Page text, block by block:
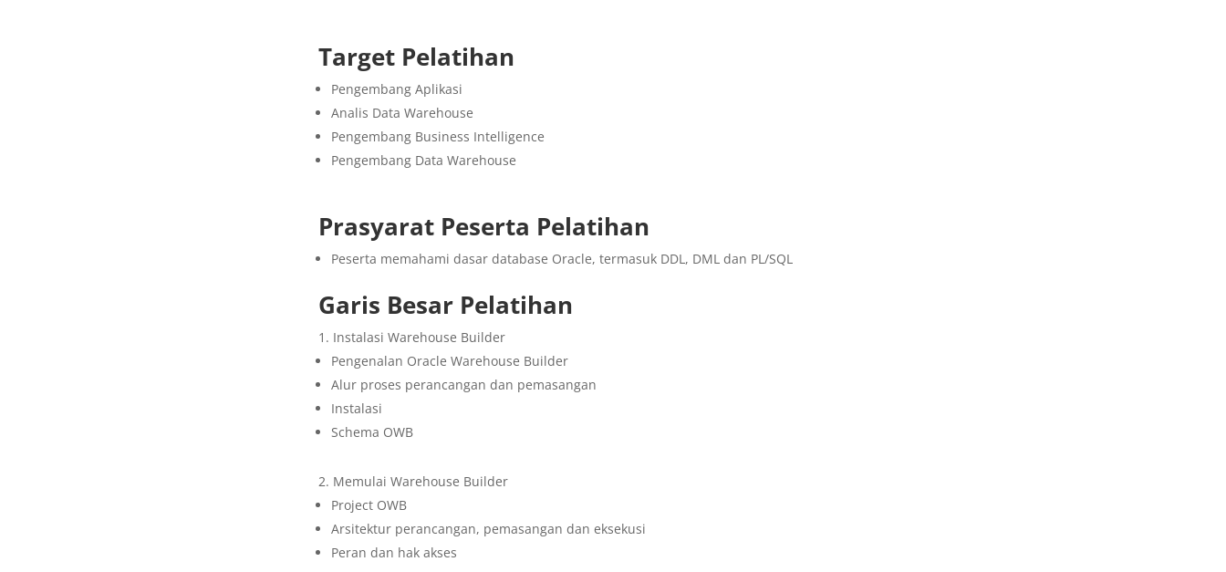
Target Pelatihan
Pengembang Aplikasi
Analis Data Warehouse
Pengembang Business Intelligence
Pengembang Data Warehouse
Prasyarat Peserta Pelatihan
Peserta memahami dasar database Oracle, termasuk DDL, DML dan PL/SQL
Garis Besar Pelatihan
Instalasi Warehouse Builder
Pengenalan Oracle Warehouse Builder
Alur proses perancangan dan pemasangan
Instalasi
Schema OWB
Memulai Warehouse Builder
Project OWB
Arsitektur perancangan, pemasangan dan eksekusi
Peran dan hak akses